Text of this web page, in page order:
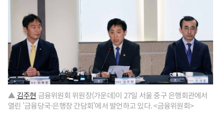
▲ 김주현 금융위원회 위원장(가운데)이 27일 서울 중구 은행회관에서
열린 '금융당국-은행장 간담회'에서 발언하고 있다. <금융위원회>